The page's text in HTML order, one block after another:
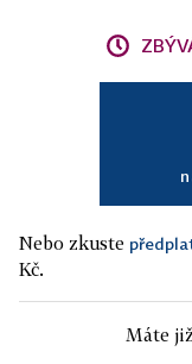
Nebo zkuste
Kč.
Máte